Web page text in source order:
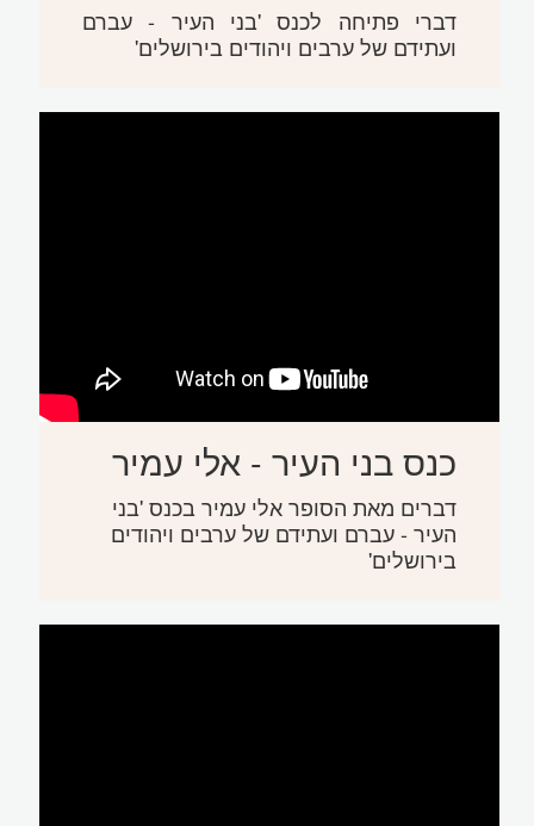
דברי פתיחה לכנס 'בני העיר - עברם
ועתידם של ערבים ויהודים בירושלים'
כנס בני העיר - אלי עמיר
דברים מאת הסופר אלי עמיר בכנס 'בני
העיר - עברם ועתידם של ערבים ויהודים
בירושלים'